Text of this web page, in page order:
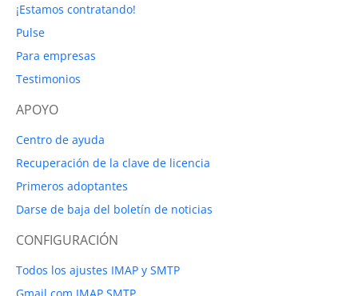
¡Estamos contratando!
Pulse
Para empresas
Testimonios
APOYO
Centro de ayuda
Recuperación de la clave de licencia
Primeros adoptantes
Darse de baja del boletín de noticias
CONFIGURACIÓN
Todos los ajustes IMAP y SMTP